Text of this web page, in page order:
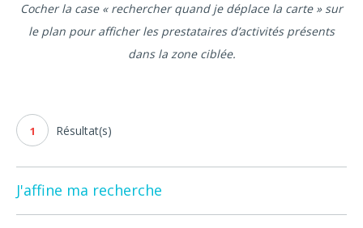
Cocher la case « rechercher quand je déplace la carte » sur
le plan pour afficher les prestataires d’activités présents
dans la zone ciblée.
1 Résultat(s)
J'affine ma recherche